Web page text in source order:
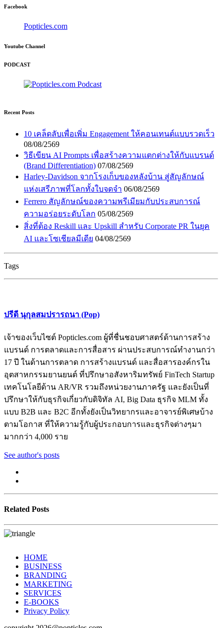
Facebook
Popticles.com
Youtube Channel
PODCAST
Recent Posts
10 เคล็ดลับเพื่อเพิ่ม Engagement ให้คอนเทนต์แบบรวดเร็ว
08/08/2569
วิธีเขียน AI Prompts เพื่อสร้างความแตกต่างให้กับแบรนด์
(Brand Differentiation) 07/08/2569
Harley-Davidson จากโรงเก็บของหลังบ้าน สู่สัญลักษณ์
แห่งเสรีภาพที่โลกทั้งใบจดจำ 06/08/2569
Ferrero สัญลักษณ์ของความพรีเมียมกับประสบการณ์
ความอร่อยระดับโลก 05/08/2569
สิ่งที่ต้อง Reskill และ Upskill สำหรับ Corporate PR ในยุค
AI และโซเชียลมีเดีย 04/08/2569
Tags
ปรีดี นุกุลสมปรารถนา (Pop)
เจ้าของเว็บไซต์ Popticles.com ผู้ที่ชื่นชอบศาสตร์ด้านการสร้าง
แบรนด์ การตลาดและการสื่อสาร ผ่านประสบการณ์ทำงานกว่า
17 ปี ในด้านการตลาด การสร้างแบรนด์ และสื่อสารองค์กรใน
อุตสาหกรรมยานยนต์ ที่ปรึกษาอสังหาริมทรัพย์ FinTech Startup
เทคโนโลยีด้าน AR/VR รวมถึงหน่วยงานภาครัฐ และยังเป็นที่
ปรึกษาให้กับธุรกิจเกี่ยวกับดิจิทัล AI, Big Data ธุรกิจ MLM ทั้ง
แบบ B2B และ B2C อีกทั้งยังเป็นวิทยากรและอาจารย์พิเศษบ้าง
ตามโอกาส ที่ให้ความรู้กับผู้ประกอบการและธุรกิจต่างๆมา
มากกว่า 4,000 ราย
See author's posts
Related Posts
HOME
BUSINESS
BRANDING
MARKETING
SERVICES
E-BOOKS
Privacy Policy